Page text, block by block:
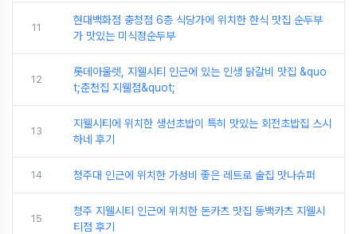
11
현대백화점 충청점 6층 식당가에 위치한 한식 맛집 순두부
가 맛있는 미식정순두부
12
롯데아울렛, 지웰시티 인근에 있는 인생 닭갈비 맛집 &quo
t;춘천집 지웰점&quot;
13
지웰시티에 위치한 생선초밥이 특히 맛있는 회전초밥집 스시
하네 후기
14 청주대 인근에 위치한 가성비 좋은 레트로 술집 맛나슈퍼
15
청주 지웰시티 인근에 위치한 돈카츠 맛집 동백카츠 지웰시
티점 후기